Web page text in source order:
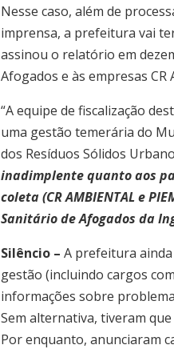
Nesse caso, além de
imprensa, a prefeitura vai
assinou o relatório em
Afogados e às empresas
“A equipe de fiscalização
uma gestão temerária do
dos Resíduos Sólidos
inadimplente quanto aos
coleta (CR AMBIENTAL e
Sanitário de Afogados da
Silêncio – A prefeitura
gestão (incluindo cargos
informações sobre
Sem alternativa, tiveram
Por enquanto, anunciaram